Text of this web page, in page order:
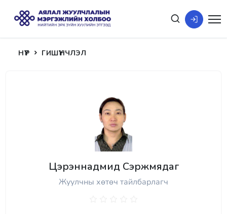
НҮҮР ГИШҮҮНЧЛЭЛ
Цэрэннадмид Сэржмядаг
Жуулчны хөтөч тайлбарлагч